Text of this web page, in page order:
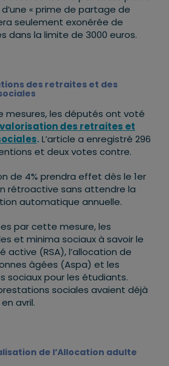
« prime de partage de
seulement exonérée de
dans la limite de 3000 euros.
des retraites et des
mesures, les députés ont voté
des retraites et
.L’article a enregistré 296
et deux votes contre.
de 4% prendra effet dès le 1er
rétroactive sans attendre la
automatique annuelle.
par cette mesure, les
et minima sociaux à savoir le
active (RSA), l’allocation de
âgées (Aspa) et les
sociaux pour les étudiants.
sociales avaient déjà
avril.
de l’Allocation adulte